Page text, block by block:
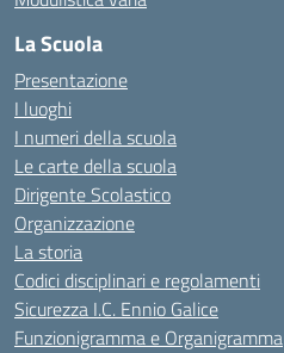
La Scuola
Presentazione
I luoghi
I numeri della scuola
Le carte della scuola
Dirigente Scolastico
Organizzazione
La storia
Codici disciplinari e regolamenti
Sicurezza I.C. Ennio Galice
Funzionigramma e Organigramma